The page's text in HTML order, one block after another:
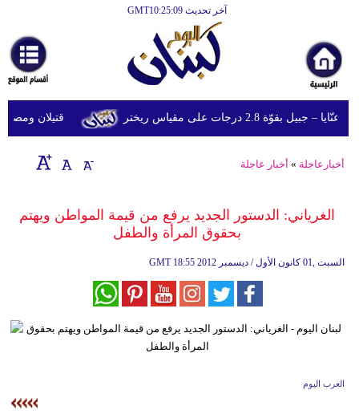
آخر تحديث GMT10:25:09
أخبارعاجلة
رياضة
ثقافة
إقتصاد
وموسيقى
ديكور
قتيلان ومصابون جراء 14 غارة إسرائيلية على 2.8 درجات على مقياس ريختر
أخبارعاجلة » أخبار عاجلة
الغرياني: الدستور الجديد يرفع من قيمة المواطن ويهتم
بحقوق المرأة والطفل
GMT 18:55 2012 السبت ,01 كانون الأول / ديسمبر
العرب اليوم